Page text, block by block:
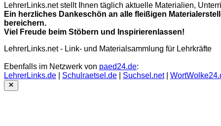
LehrerLinks.net stellt Ihnen täglich aktuelle Materialien,
Ein herzliches Dankeschön an alle fleißigen
bereichern.
Viel Freude beim Stöbern und Inspirierenlassen!
LehrerLinks.net - Link- und Materialsammlung für Lehrkräfte
Ebenfalls im Netzwerk von paed24.de:
LehrerLinks.de
Schulraetsel.de Suchsel.net|
Close